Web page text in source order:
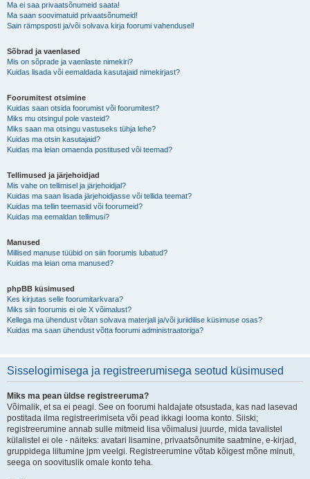
Ma ei saa privaatsõnumeid saata!
Ma saan soovimatuid privaatsõnumeid!
Sain rämpsposti ja/või solvava kirja foorumi vahendusel!
Sõbrad ja vaenlased
Mis on sõprade ja vaenlaste nimekiri?
Kuidas lisada või eemaldada kasutajaid nimekirjast?
Foorumitest otsimine
Kuidas saan otsida foorumist või foorumitest?
Miks mu otsingul pole vasteid?
Miks saan ma otsingu vastuseks tühja lehe?
Kuidas ma otsin kasutajaid?
Kuidas ma leian omaenda postitused või teemad?
Tellimused ja järjehoidjad
Mis vahe on tellimisel ja järjehoidjal?
Kuidas ma saan lisada järjehoidjasse või tellida teemat?
Kuidas ma tellin teemasid või foorumeid?
Kuidas ma eemaldan tellimusi?
Manused
Millised manuse tüübid on siin foorumis lubatud?
Kuidas ma leian oma manused?
phpBB küsimused
Kes kirjutas selle foorumitarkvara?
Miks siin foorumis ei ole X võimalust?
Kellega ma ühendust võtan solvava materjali ja/või juriidilise küsimuse osas?
Kuidas ma saan ühendust võtta foorumi administraatoriga?
Sisselogimisega ja registreerumisega seotud küsimused
Miks ma pean üldse registreeruma?
Võimalik, et sa ei peagi. See on foorumi haldajate otsustada, kas nad lasevad
postitada ilma registreerimiseta või pead ikkagi looma konto. Siiski;
registreerumine annab sulle mitmeid lisa võimalusi juurde, mida tavalistel
külalistel ei ole - näiteks: avatari lisamine, privaatsõnumite saatmine, e-kirjad,
gruppidega liitumine jpm veelgi. Registreerumine võtab kõigest mõne minuti,
seega on soovituslik omale konto teha.